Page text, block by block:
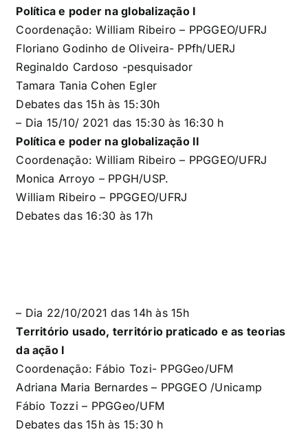
Política e poder na globalização I
Coordenação: William Ribeiro – PPGGEO/UFRJ
Floriano Godinho de Oliveira- PPfh/UERJ
Reginaldo Cardoso -pesquisador
Tamara Tania Cohen Egler
Debates das 15h às 15:30h
– Dia 15/10/ 2021 das 15:30 às 16:30 h
Política e poder na globalização II
Coordenação: William Ribeiro – PPGGEO/UFRJ
Monica Arroyo – PPGH/USP.
William Ribeiro – PPGGEO/UFRJ
Debates das 16:30 às 17h
– Dia 22/10/2021 das 14h às 15h
Território usado, território praticado e as teorias
da açãoI
Coordenação: Fábio Tozi- PPGGeo/UFM
Adriana Maria Bernardes – PPGGEO /Unicamp
Fábio Tozzi – PPGGeo/UFM
Debates das 15h às 15:30 h